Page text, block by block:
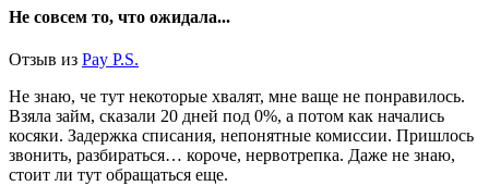
Не совсем то, что ожидала...
Отзыв из Pay P.S.
Не знаю, че тут некоторые хвалят, мне ваще не понравилось.
Взяла займ, сказали 20 дней под 0%, а потом как начались
косяки. Задержка списания, непонятные комиссии. Пришлось
звонить, разбираться… короче, нервотрепка. Даже не знаю,
стоит ли тут обращаться еще.